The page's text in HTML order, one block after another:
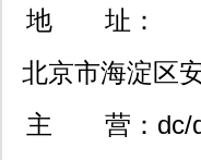
地 址：
北京市海淀区
悦moma701室
主 营： dc/